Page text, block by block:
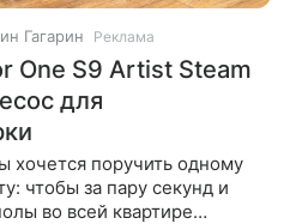
Гагарин Реклама
One S9 Artist Steam
для
хочется поручить одному
чтобы за пару секунд и
во всей квартире